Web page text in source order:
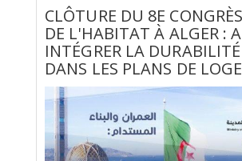
CLÔTURE DU 8E
DE L'HABITAT À ALGER :
INTÉGRER LA
DANS LES PLANS DE